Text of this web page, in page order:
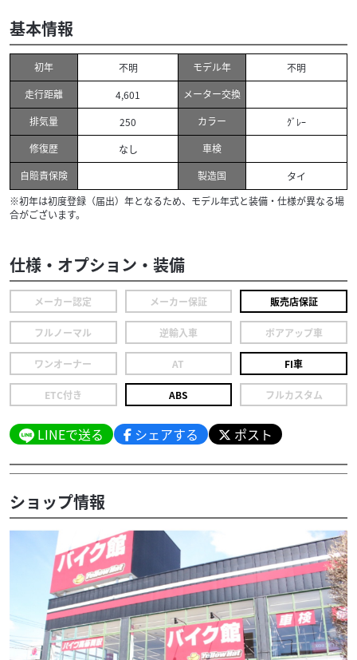
基本情報
初年 不明 モデル年
不明
走行距離
4,601
メーター交換
排気量
250 カラー
ｸﾞﾚｰ
修復歴
なし
車検
自賠責保険
製造国
タイ
※初年は初度登録（届出）年となるため、モデル年式と装備・仕様が異なる場
合がございます。
仕様・オプション・装備
メーカー認定 メーカー保証 販売店保証
フルノーマル 逆輸入車 ボアアップ車
ワンオーナー AT FI車
ETC付き ABS フルカスタム
LINEで送る シェアする ポスト
ショップ情報